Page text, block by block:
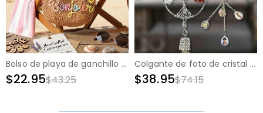
Bolso de playa de ganchillo con flores personalizadas de vacaciones con nombre personalizado Regalo de luna de miel para la mejor amiga
$22.95$43.25
Colgante de foto de cristal personalizado, adorno de árbol de cristal de buena suerte plateado para coche para él
$38.95$74.15